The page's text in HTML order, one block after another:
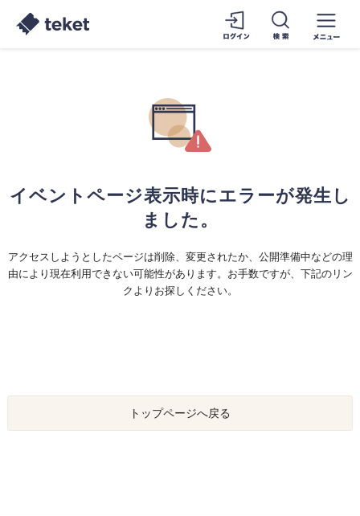
イベントページ表示時にエラーが発生し
ました。
アクセスしようとしたページは削除、変更されたか、公開準備中などの理
由により現在利用できない可能性があります。お手数ですが、下記のリン
クよりお探しください。
トップページへ戻る